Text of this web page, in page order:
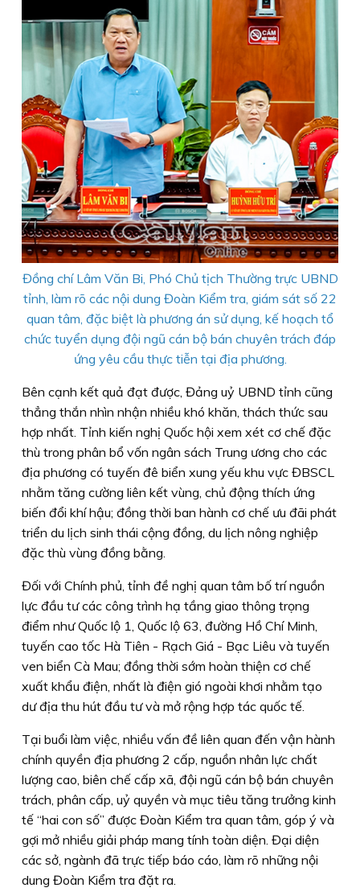
Đồng chí Lâm Văn Bi, Phó Chủ tịch Thường trực UBND
tỉnh, làm rõ các nội dung Đoàn Kiểm tra, giám sát số 22
quan tâm, đặc biệt là phương án sử dụng, kế hoạch tổ
chức tuyển dụng đội ngũ cán bộ bán chuyên trách đáp
ứng yêu cầu thực tiễn tại địa phương.
Bên cạnh kết quả đạt được, Đảng uỷ UBND tỉnh cũng
thẳng thắn nhìn nhận nhiều khó khăn, thách thức sau
hợp nhất. Tỉnh kiến nghị Quốc hội xem xét cơ chế đặc
thù trong phân bổ vốn ngân sách Trung ương cho các
địa phương có tuyến đê biển xung yếu khu vực ĐBSCL
nhằm tăng cường liên kết vùng, chủ động thích ứng
biến đổi khí hậu; đồng thời ban hành cơ chế ưu đãi phát
triển du lịch sinh thái cộng đồng, du lịch nông nghiệp
đặc thù vùng đồng bằng.
Đối với Chính phủ, tỉnh đề nghị quan tâm bố trí nguồn
lực đầu tư các công trình hạ tầng giao thông trọng
điểm như Quốc lộ 1, Quốc lộ 63, đường Hồ Chí Minh,
tuyến cao tốc Hà Tiên - Rạch Giá - Bạc Liêu và tuyến
ven biển Cà Mau; đồng thời sớm hoàn thiện cơ chế
xuất khẩu điện, nhất là điện gió ngoài khơi nhằm tạo
dư địa thu hút đầu tư và mở rộng hợp tác quốc tế.
Tại buổi làm việc, nhiều vấn đề liên quan đến vận hành
chính quyền địa phương 2 cấp, nguồn nhân lực chất
lượng cao, biên chế cấp xã, đội ngũ cán bộ bán chuyên
trách, phân cấp, uỷ quyền và mục tiêu tăng trưởng kinh
tế “hai con số” được Đoàn Kiểm tra quan tâm, góp ý và
gợi mở nhiều giải pháp mang tính toàn diện. Đại diện
các sở, ngành đã trực tiếp báo cáo, làm rõ những nội
dung Đoàn Kiểm tra đặt ra.